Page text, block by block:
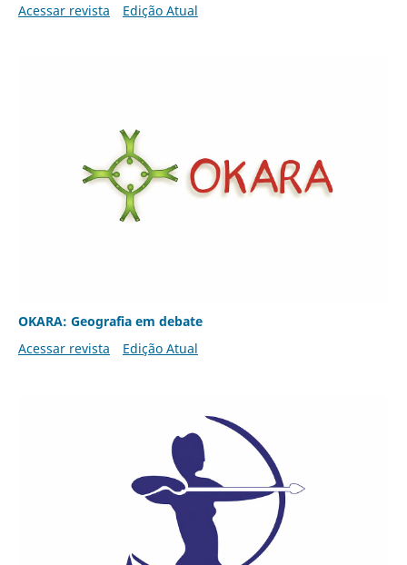
Acessar revista
Edição Atual
OKARA: Geografia em debate
Acessar revista
Edição Atual